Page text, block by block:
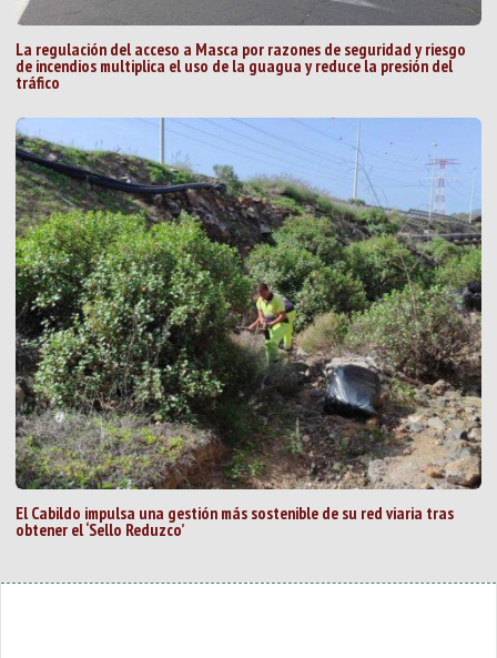
La regulación del acceso a Masca por razones de seguridad y riesgo
de incendios multiplica el uso de la guagua y reduce la presión del
tráfico
El Cabildo impulsa una gestión más sostenible de su red viaria tras
obtener el ‘Sello Reduzco’